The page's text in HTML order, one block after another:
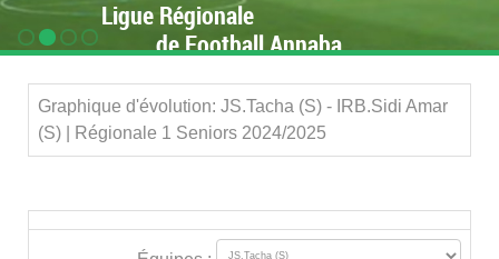
Ligue Régionale
de Football Annaba
Graphique d'évolution: JS.Tacha (S) - IRB.Sidi Amar
(S) | Régionale 1 Seniors 2024/2025